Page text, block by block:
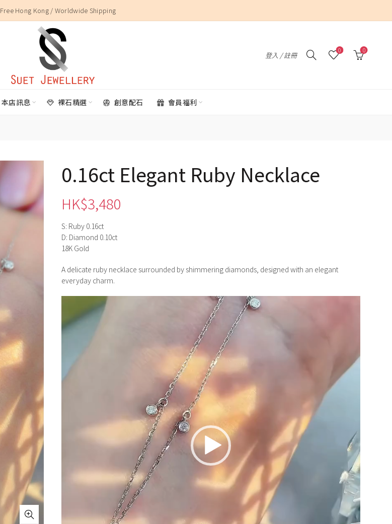
Free Hong Kong / Worldwide Shipping
登入 / 註冊
0 0
本店訊息 裸石精選 創意配石 會員福利
0.16ct Elegant Ruby Necklace
HK$3,480
S: Ruby 0.16ct
D: Diamond 0.10ct
18K Gold
A delicate ruby necklace surrounded by shimmering diamonds, designed with an elegant
everyday charm.
播
放